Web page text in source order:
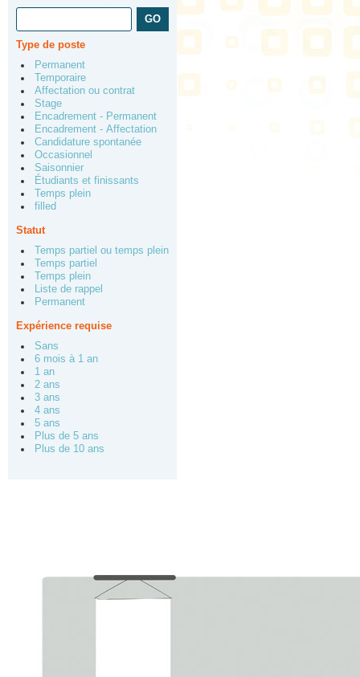
Type de poste
Permanent
Temporaire
Affectation ou contrat
Stage
Encadrement - Permanent
Encadrement - Affectation
Candidature spontanée
Occasionnel
Saisonnier
Étudiants et finissants
Temps plein
filled
Statut
Temps partiel ou temps plein
Temps partiel
Temps plein
Liste de rappel
Permanent
Expérience requise
Sans
6 mois à 1 an
1 an
2 ans
3 ans
4 ans
5 ans
Plus de 5 ans
Plus de 10 ans